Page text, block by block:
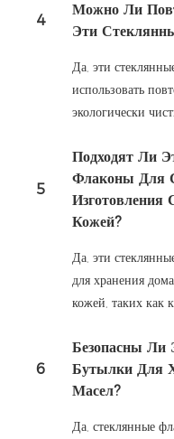
4
Можно Ли
Эти
Да, эти
использовать
экологически
5
Подходят Ли
Флаконы Для
Изготовления
Кожей?
Да, эти
для хранения
кожей, таких как
6
Безопасны Ли
Бутылки Для
Масел?
Да, стеклянные